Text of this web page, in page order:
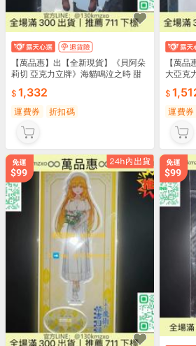
【萬品惠】出【全新現貨】《貝阿朵
莉切 亞克力立牌》海貓鳴泣之時 甜
1,332
運費券 折扣碼
【萬
大亞克
運費券